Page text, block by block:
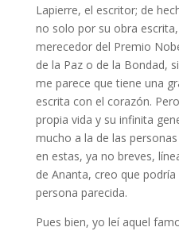
Lapierre, el escritor; de
no solo por su obra
merecedor del Premio
de la Paz o de la Bondad,
me parece que tiene una
escrita con el corazón.
propia vida y su infinita
mucho a la de las
en estas, ya no breves,
de Ananta, creo que
persona parecida.
Pues bien, yo leí aquel